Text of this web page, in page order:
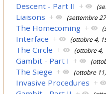
Descent - Part II +
Liaisons + (settembre
The Homecoming +
Interface + (ottobre 4,
The Circle + (ottobre 4,
Gambit - Part I +
The Siege + (ottobre
Invasive Procedures +